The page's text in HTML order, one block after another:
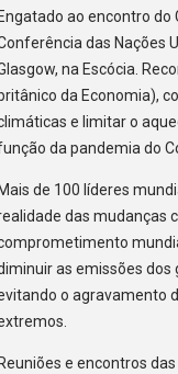
Engatado ao encontro do
das Nações
na Escócia.
britânico da Economia),
e limitar o
da pandemia do
Mais de 100 líderes
das mudanças
as emissões dos
o agravamento
Reuniões e encontros